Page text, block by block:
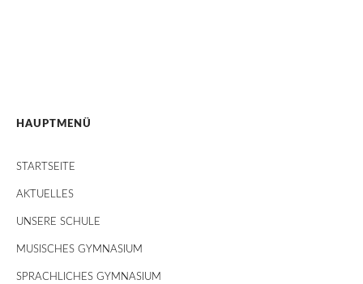
HAUPTMENÜ
STARTSEITE
AKTUELLES
UNSERE SCHULE
MUSISCHES GYMNASIUM
SPRACHLICHES GYMNASIUM